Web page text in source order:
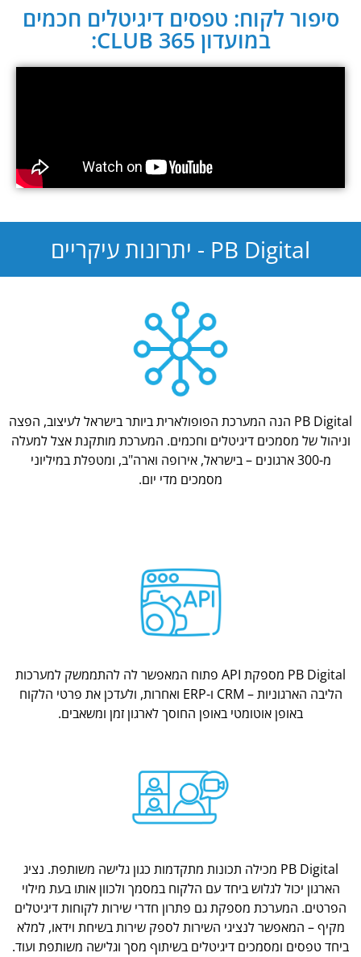
סיפור לקוח: טפסים דיגיטלים חכמים
במועדון CLUB 365:
PB Digital - יתרונות עיקריים
PB Digital הנה המערכת הפופולארית ביותר בישראל לעיצוב, הפצה
וניהול של מסמכים דיגיטלים וחכמים. המערכת מותקנת אצל למעלה
מ-300 ארגונים – בישראל, אירופה וארה"ב, ומטפלת במיליוני
מסמכים מדי יום.
PB Digital מספקת API פתוח המאפשר לה להתממשק למערכות
הליבה הארגוניות – CRM ו-ERP ואחרות, ולעדכן את פרטי הלקוח
באופן אוטומטי באופן החוסך לארגון זמן ומשאבים.
PB Digital מכילה תכונות מתקדמות כגון גלישה משותפת. נציג
הארגון יכול לגלוש ביחד עם הלקוח במסמך ולכוון אותו בעת מילוי
הפרטים. המערכת מספקת גם פתרון חדרי שירות לקוחות דיגיטלים
מקיף – המאפשר לנציגי השירות לספק שירות בשיחת וידאו, למלא
ביחד טפסים ומסמכים דיגיטלים בשיתוף מסך וגלישה משותפת ועוד.